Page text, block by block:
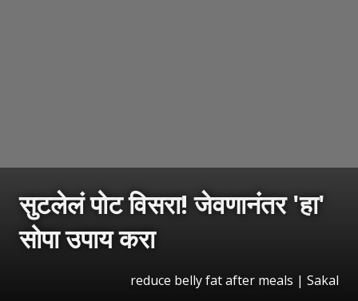
सुटलेलं पोट विसरा! जेवणानंतर 'हा'
सोपा उपाय करा
reduce belly fat after meals | Sakal